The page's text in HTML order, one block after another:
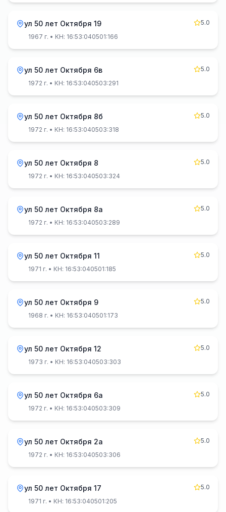
ул 50 лет Октября 19
5.0
1967 г. • КН: 16:53:040501:166
ул 50 лет Октября 6в
5.0
1972 г. • КН: 16:53:040503:291
ул 50 лет Октября 8б
5.0
1972 г. • КН: 16:53:040503:318
ул 50 лет Октября 8
5.0
1972 г. • КН: 16:53:040503:324
ул 50 лет Октября 8а
5.0
1972 г. • КН: 16:53:040503:289
ул 50 лет Октября 11
5.0
1971 г. • КН: 16:53:040501:185
ул 50 лет Октября 9
5.0
1968 г. • КН: 16:53:040501:173
ул 50 лет Октября 12
5.0
1973 г. • КН: 16:53:040503:303
ул 50 лет Октября 6а
5.0
1972 г. • КН: 16:53:040503:309
ул 50 лет Октября 2а
5.0
1972 г. • КН: 16:53:040503:306
ул 50 лет Октября 17
5.0
1971 г. • КН: 16:53:040501:205